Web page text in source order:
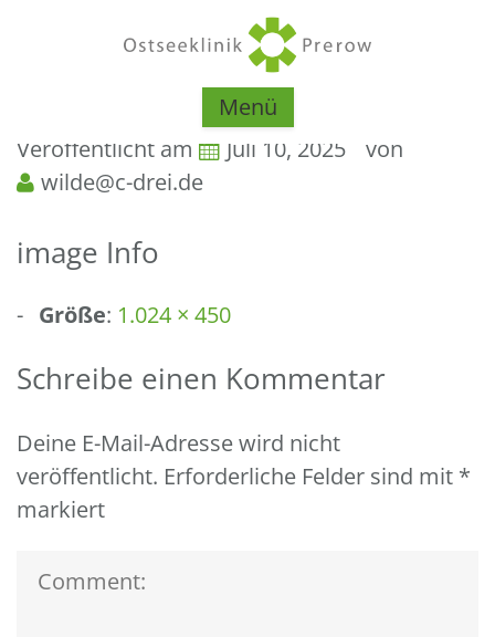
Menü
Veröffentlicht am
Juli 10, 2025
von
wilde@c-drei.de
image Info
Größe: 1.024 × 450
Schreibe einen Kommentar
Deine E-Mail-Adresse wird nicht
veröffentlicht. Erforderliche Felder sind mit *
markiert